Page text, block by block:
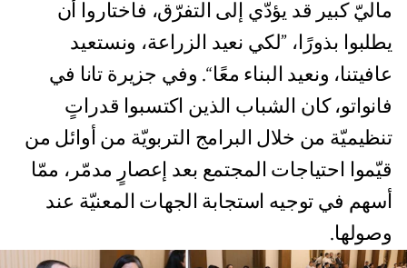
ماليّ كبير قد يؤدّي إلى التفرّق، فاختاروا أن
يطلبوا بذورًا، ”لكي نعيد الزراعة، ونستعيد
عافيتنا، ونعيد البناء معًا“. وفي جزيرة تانا في
فانواتو، كان الشباب الذين اكتسبوا قدراتٍ
تنظيميّة من خلال البرامج التربويّة من أوائل من
قيّموا احتياجات المجتمع بعد إعصارٍ مدمّر، ممّا
أسهم في توجيه استجابة الجهات المعنيّة عند
وصولها.